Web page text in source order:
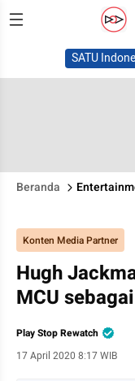
SATU
Beranda
Konten Media Partner
Hugh
MCU
Play Stop Rewatch
17 April 2020 8:17 WIB